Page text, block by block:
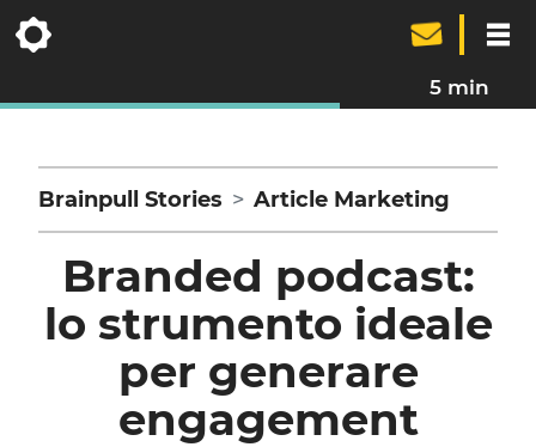
5 min
Brainpull Stories Article Marketing
Branded podcast:
lo strumento ideale
per generare
engagement